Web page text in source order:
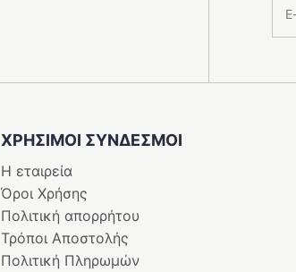
ΧΡΗΣΙΜΟΙ ΣΥΝΔΕΣΜΟΙ
Η εταιρεία
Όροι Χρήσης
Πολιτική απορρήτου
Τρόποι Αποστολής
Πολιτική Πληρωμών